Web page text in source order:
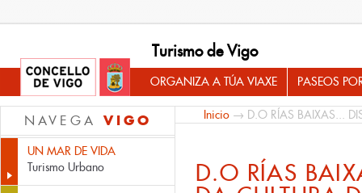
Turismo de Vigo
ORGANIZA A TÚA VIAXE PASEOS
NAVEGA VIGO
UN MAR DE VIDA
Turismo Urbano
Inicio → D.O RÍAS BAIXAS...
D.O RÍAS